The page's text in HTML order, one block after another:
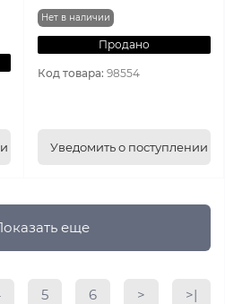
Нет в наличии
Продано
Код товара: 98554
Уведомить о поступлении
еще
5 6 > >|